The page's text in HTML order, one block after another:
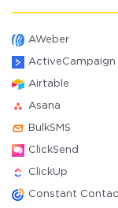
AWeber
ActiveCampaign
Airtable
Asana
BulkSMS
ClickSend
ClickUp
Constant